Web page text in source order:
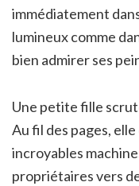
immédiatement
lumineux comme
bien admirer ses
Une petite fille
Au fil des pages,
incroyables
propriétaires vers